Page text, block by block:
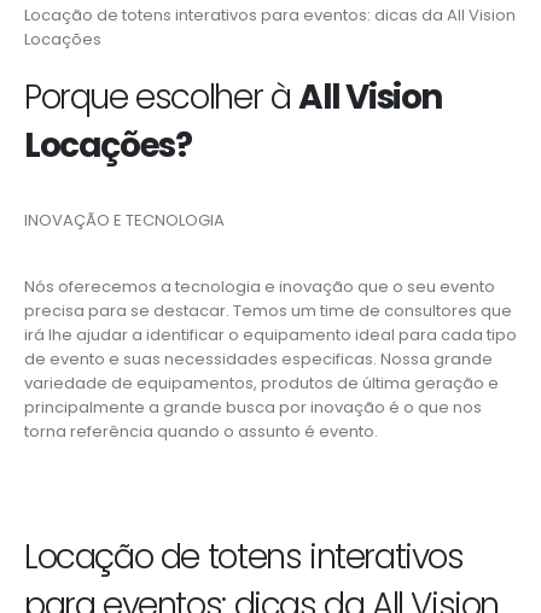
Locação de totens interativos para eventos: dicas da All Vision
Locações
Porque escolher àAll Vision
Locações?
INOVAÇÃO E TECNOLOGIA
Nós oferecemos a tecnologia e inovação que o seu evento
precisa para se destacar. Temos um time de consultores que
irá lhe ajudar a identificar o equipamento ideal para cada tipo
de evento e suas necessidades especificas. Nossa grande
variedade de equipamentos, produtos de última geração e
principalmente a grande busca por inovação é o que nos
torna referência quando o assunto é evento.
Locação de totens interativos